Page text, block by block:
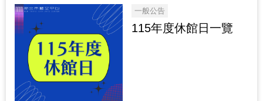
一般公告
115年度休館日一覽